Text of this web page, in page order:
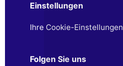
Einstellungen
Ihre Cookie-Einstellungen
Folgen Sie uns